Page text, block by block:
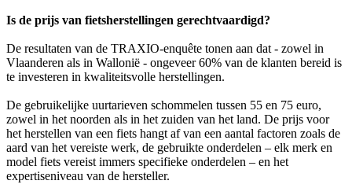
Is de prijs van fietsherstellingen gerechtvaardigd?
De resultaten van de TRAXIO-enquête tonen aan dat - zowel in
Vlaanderen als in Wallonië - ongeveer 60% van de klanten bereid is
te investeren in kwaliteitsvolle herstellingen.
De gebruikelijke uurtarieven schommelen tussen 55 en 75 euro,
zowel in het noorden als in het zuiden van het land. De prijs voor
het herstellen van een fiets hangt af van een aantal factoren zoals de
aard van het vereiste werk, de gebruikte onderdelen – elk merk en
model fiets vereist immers specifieke onderdelen – en het
expertiseniveau van de hersteller.